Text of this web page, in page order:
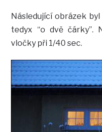
Následující obrázek
tedyx “o dvě čárky”.
vločky při 1/40 sec.